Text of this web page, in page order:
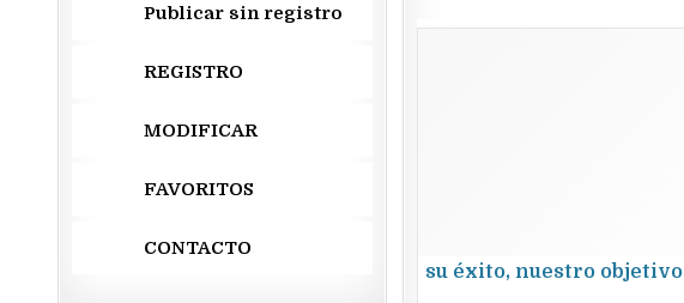
su éxito, nuestro objetivo
Publicar sin registro
REGISTRO
MODIFICAR
FAVORITOS
CONTACTO